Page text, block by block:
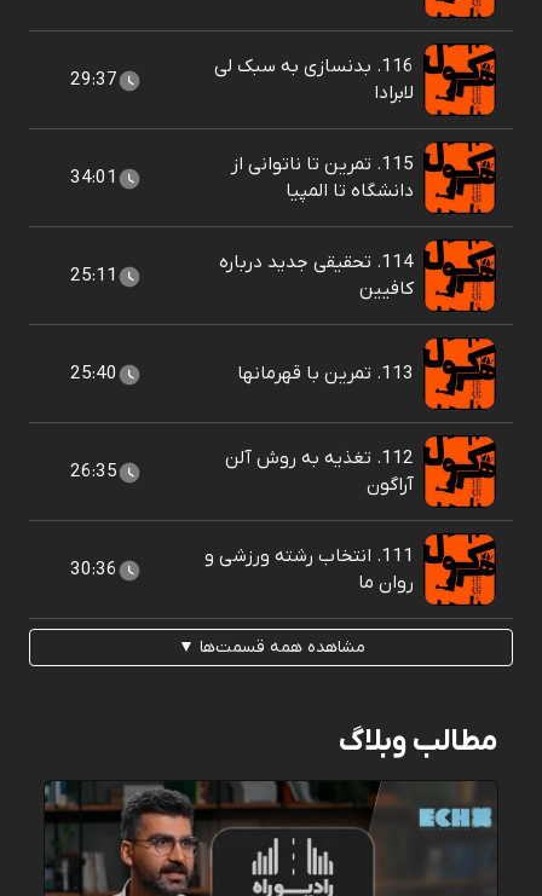
116. بدنسازی به سبک لی
لابرادا
29:37
115. تمرین تا ناتوانی از
دانشگاه تا المپیا
34:01
114. تحقیقی جدید درباره
کافیین
25:11
113. تمرین با قهرمانها 25:40
112. تغذیه به روش آلن
آراگون
26:35
111. انتخاب رشته ورزشی و
روان ما
30:36
مشاهده همه قسمت‌ها ▼
مطالب وبلاگ